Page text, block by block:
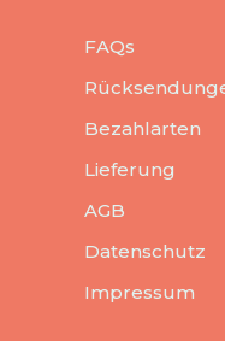
FAQs
Bezahlarten
Lieferung
AGB
Datenschutz
Impressum